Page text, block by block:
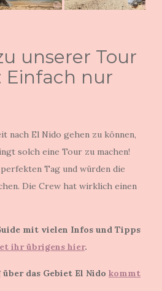
unserer Tour
Einfach nur
nach El Nido gehen zu können,
solch eine Tour zu machen!
Tag und würden die
Die Crew hat wirklich einen
mit vielen Infos und Tipps
ihr übrigens hier.
das Gebiet El Nido kommt